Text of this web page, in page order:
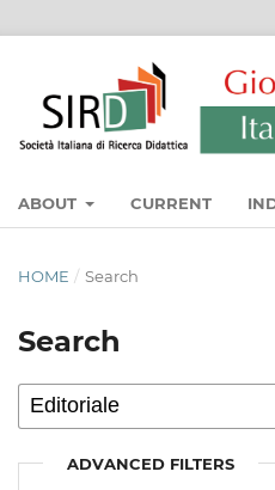
ABOUT CURRENT
HOME / Search
Search
ADVANCED FILTERS